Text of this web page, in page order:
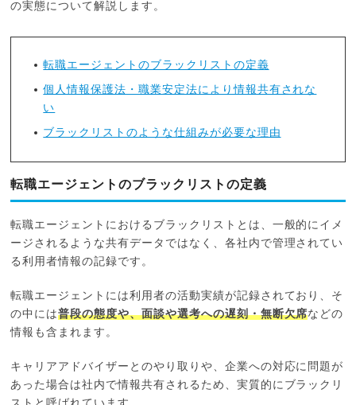
の実態について解説します。
転職エージェントのブラックリストの定義
個人情報保護法・職業安定法により情報共有されな
い
ブラックリストのような仕組みが必要な理由
転職エージェントのブラックリストの定義
転職エージェントにおけるブラックリストとは、一般的にイメ
ージされるような共有データではなく、各社内で管理されてい
る利用者情報の記録です。
転職エージェントには利用者の活動実績が記録されており、そ
の中には普段の態度や、面談や選考への遅刻・無断欠席などの
情報も含まれます。
キャリアアドバイザーとのやり取りや、企業への対応に問題が
あった場合は社内で情報共有されるため、実質的にブラックリ